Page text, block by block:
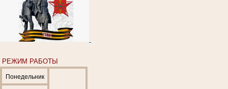
РЕЖИМ РАБОТЫ
Понедельник